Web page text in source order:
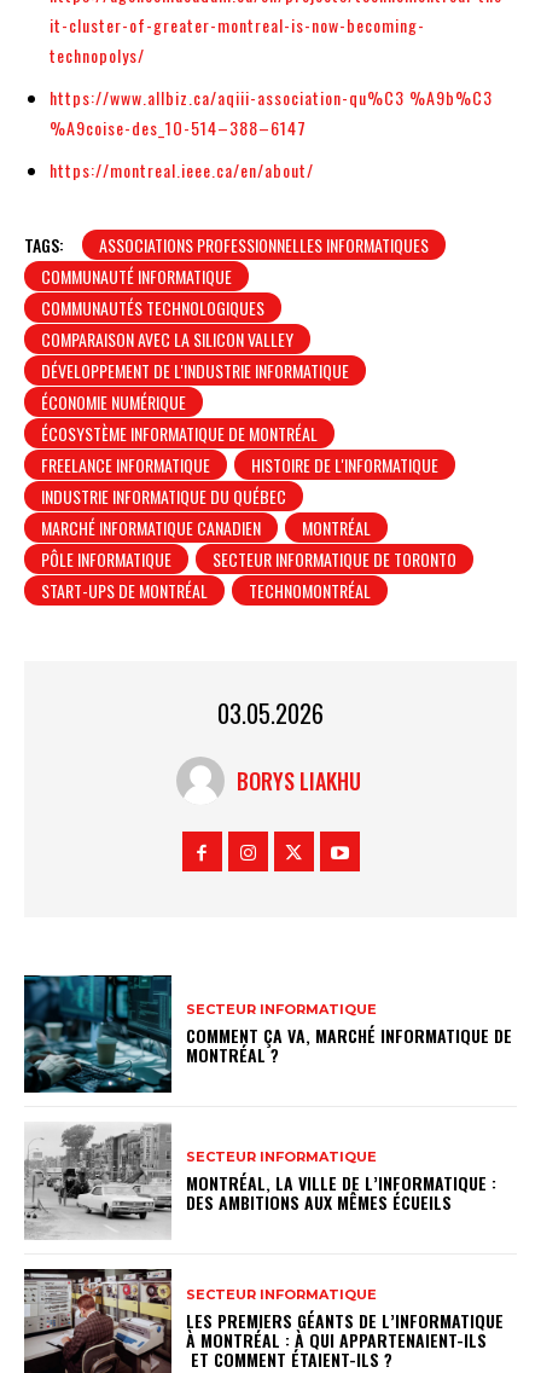
it-cluster-of-greater-montreal-is-now-becoming-
technopolys/
https://www.allbiz.ca/aqiii-association-qu%C3 %A9b%C3
%A9coise-des_1O-514–388–6147
https://montreal.ieee.ca/en/about/
TAGS:
ASSOCIATIONS PROFESSIONNELLES INFORMATIQUES
COMMUNAUTÉ INFORMATIQUE
COMMUNAUTÉS TECHNOLOGIQUES
COMPARAISON AVEC LA SILICON VALLEY
DÉVELOPPEMENT DE L'INDUSTRIE INFORMATIQUE
ÉCONOMIE NUMÉRIQUE
ÉCOSYSTÈME INFORMATIQUE DE MONTRÉAL
FREELANCE INFORMATIQUE
HISTOIRE DE L'INFORMATIQUE
INDUSTRIE INFORMATIQUE DU QUÉBEC
MARCHÉ INFORMATIQUE CANADIEN
MONTRÉAL
PÔLE INFORMATIQUE
SECTEUR INFORMATIQUE DE TORONTO
START-UPS DE MONTRÉAL
TECHNOMONTRÉAL
03.05.2026
BORYS LIAKHU
SECTEUR INFORMATIQUE
COMMENT ÇA VA, MARCHÉ INFORMATIQUE DE
MONTRÉAL ?
SECTEUR INFORMATIQUE
MONTRÉAL, LA VILLE DE L’INFORMATIQUE :
DES AMBITIONS AUX MÊMES ÉCUEILS
SECTEUR INFORMATIQUE
LES PREMIERS GÉANTS DE L’INFORMATIQUE
À MONTRÉAL : À QUI APPARTENAIENT-ILS
ET COMMENT ÉTAIENT-ILS ?